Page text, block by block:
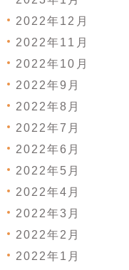
2022年12月
2022年11月
2022年10月
2022年9月
2022年8月
2022年7月
2022年6月
2022年5月
2022年4月
2022年3月
2022年2月
2022年1月